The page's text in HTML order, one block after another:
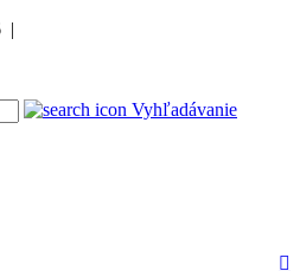
|
Vyhľadávanie